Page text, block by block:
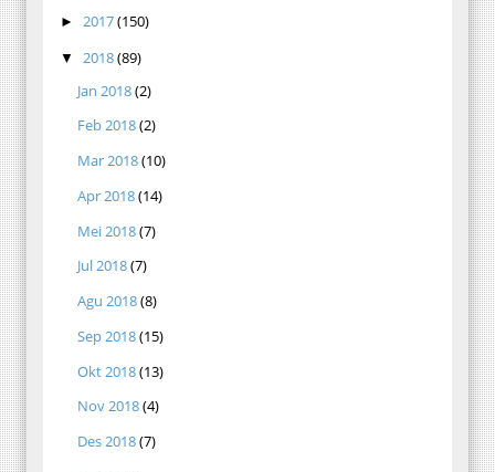
► 2017(150)
▼ 2018(89)
Jan 2018(2)
Feb 2018(2)
Mar 2018(10)
Apr 2018(14)
Mei 2018(7)
Jul 2018(7)
Agu 2018(8)
Sep 2018(15)
Okt 2018(13)
Nov 2018(4)
Des 2018(7)